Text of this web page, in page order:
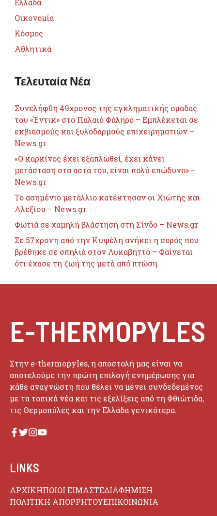
Ελλάδα
Οικονομία
Κόσμος
Αθλητικά
Τελευταία Νέα
Συνελήφθη 49χρονος της εγκληματικής ομάδας
του «Έντικ» στο Παλαιό Φάληρο – Εμπλέκεται σε
εκβιασμούς και ξυλοδαρμούς επιχειρηματιών –
News.gr
«Ο καρκίνος έχει εξαπλωθεί, έχει κάνει
μετάσταση στα οστά του, είναι πολύ επώδυνο» –
News.gr
Το ασημένιο μετάλλιο κατέκτησαν οι Χιώτης και
Αλεξίου – News.gr
Φωτιά σε χαμηλή βλάστηση στη Σίνδο – News.gr
Σε 57χρονη από την Κυψέλη ανήκει η σορός που
βρέθηκε σε σπηλιά στον Λυκαβηττό – Φαίνεται
ότι έχασε τη ζωή της μετά από πτώση
E-THERMOPYLES
Στην e-thermopyles, η αποστολή μας είναι να
αποτελούμε την πρώτη επιλογή ενημέρωσης για
κάθε αναγνώστη που θέλει να μένει συνδεδεμένος
με τα τοπικά νέα και τις εξελίξεις από τη Φθιώτιδα,
τις Θερμοπύλες και την Ελλάδα γενικότερα.
LINKS
ΑΡΧΙΚΗΠΟΙΟΙ ΕΙΜΑΣΤΕΔΙΑΦΗΜΙΣΗ
ΠΟΛΙΤΙΚΗ ΑΠΟΡΡΗΤΟΥΕΠΙΚΟΙΝΩΝΙΑ